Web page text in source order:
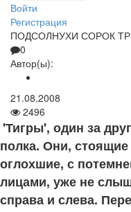
Войти
Регистрация
ПОДСОЛНУХИ СОРОК
0
Автор(ы):
21.08.2008
2496
'Тигры', один за
полка. Они, стоящие
оглохшие, с
лицами, уже не
справа и слева.